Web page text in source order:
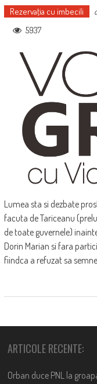
Rezervaţia cu imbecili
5937
Lumea sta si dezbate
facuta de Tariceanu
de toate guvernele)
Dorin Marian si fara
fiindca a refuzat sa
ARTICOLE RECENTE:
Orban duce PNL la